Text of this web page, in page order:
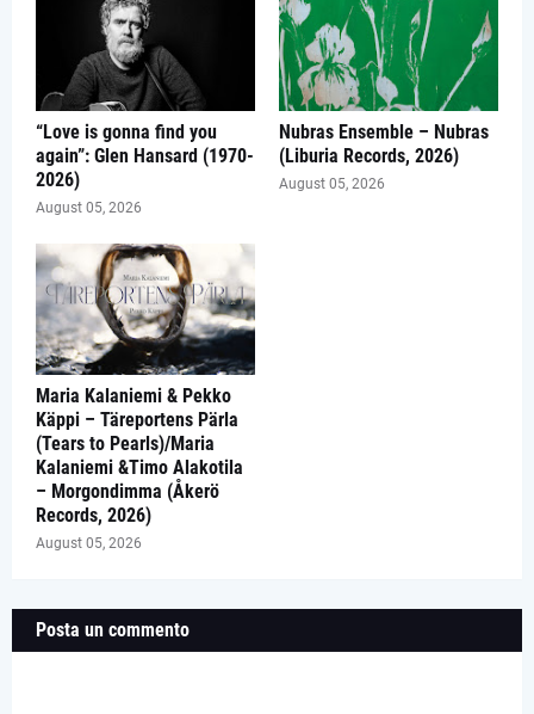
“Love is gonna find you
again”: Glen Hansard (1970-
2026)
August 05, 2026
Nubras Ensemble – Nubras
(Liburia Records, 2026)
August 05, 2026
Maria Kalaniemi & Pekko
Käppi – Täreportens Pärla
(Tears to Pearls)/Maria
Kalaniemi &Timo Alakotila
– Morgondimma (Åkerö
Records, 2026)
August 05, 2026
Posta un commento